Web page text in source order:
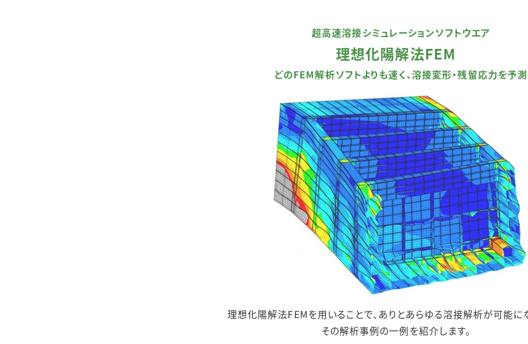
超高速溶接シミュレーションソフトウエア
理想化陽解法FEM
どのFEM解析ソフトよりも速く、溶接変形・残留応力を予測
理想化陽解法FEMを用いることで、ありとあらゆる溶接解析が可能に
その解析事例の一例を紹介します。